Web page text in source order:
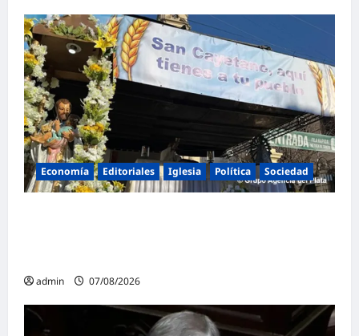
Economía Editoriales Iglesia Política Sociedad
admin 07/08/2026